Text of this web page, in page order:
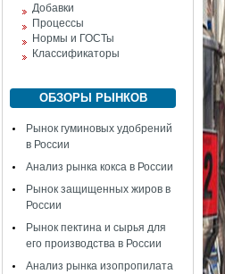
Добавки
Процессы
Нормы и ГОСТы
Классификаторы
ОБЗОРЫ РЫНКОВ
Рынок гуминовых удобрений
в России
Анализ рынка кокса в России
Рынок защищенных жиров в
России
Рынок пектина и сырья для
его производства в России
Анализ рынка изопропилата